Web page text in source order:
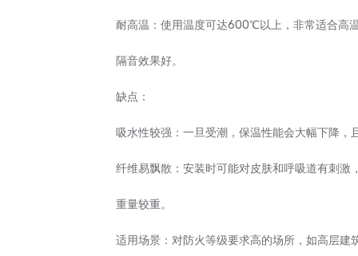
耐高温：使用温度可达600℃以上，非常适合高
隔音效果好。
缺点：
吸水性较强：一旦受潮，保温性能会大幅下降，
纤维易飘散：安装时可能对皮肤和呼吸道有刺激
重量较重。
适用场景：对防火等级要求高的场所，如高层建